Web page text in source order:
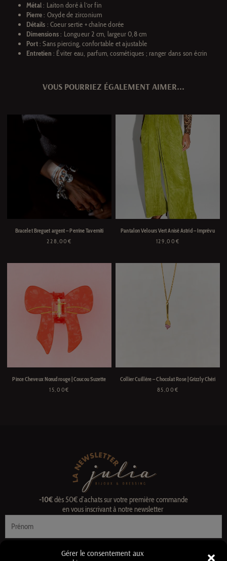
Gérer le consentement aux
Métal: Laiton doré à l’or fin
Pierre: Oxyde de zirconium
Détails : Coeur sertie + chaîne dorée
Dimensions: Longueur 2 cm, largeur 0,8 cm
Port: Sans piercing, confortable et ajustable
Entretien : Éviter eau, parfum, cosmétiques ; ranger dans son écrin
VOUS POURRIEZ ÉGALEMENT AIMER...
Bracelet Breguet argent – Perrine Taverniti
228,00 €
Pantalon Velours Vert Anisé Astrid – Imprévu
129,00 €
Pince Cheveux Nœud rouge | Coucou Suzette
15,00€
Collier Cuillère – Chocolat Rose | Grizzly Chéri
85,00 €
-10€dès 50€ d’achats sur votre première commande
en vous inscrivant à notre newsletter